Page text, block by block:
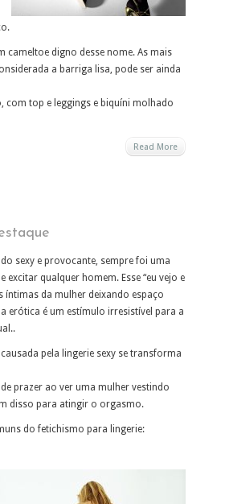
cameltoe digno desse nome. As mais
a barriga lisa, pode ser ainda
com top e leggings e biquíni molhado
Read More
sexy e provocante, sempre foi uma
excitar qualquer homem. Esse “eu vejo e
íntimas da mulher deixando espaço
erótica é um estímulo irresistível para a
pela lingerie sexy se transforma
prazer ao ver uma mulher vestindo
disso para atingir o orgasmo.
do fetichismo para lingerie: